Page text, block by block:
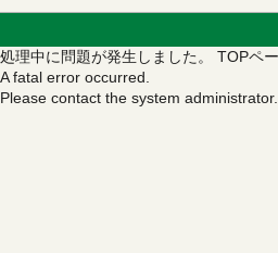
処理中に問題が発生しました。 TOPペ
A fatal error occurred.
Please contact the system administrator.